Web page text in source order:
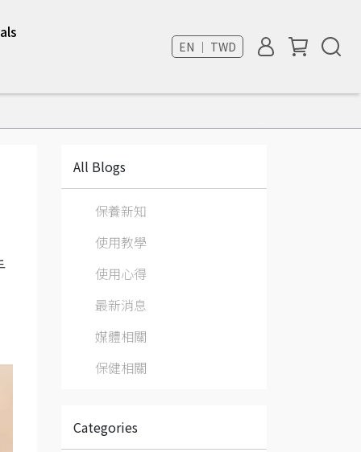
EN ｜ TWD
All Blogs
保養新知
使用教學
使用心得
最新消息
媒體相關
保健相關
Categories